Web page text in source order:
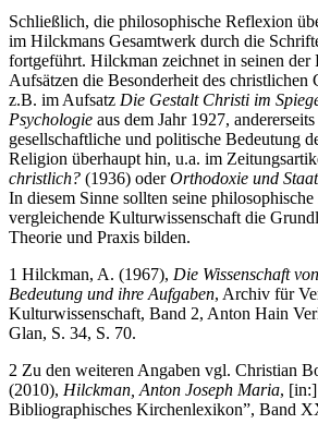
Schließlich, die philosophische Reflexion
im Hilckmans Gesamtwerk durch die
fortgeführt. Hilckman zeichnet in seinen der
Aufsätzen die Besonderheit des christlichen
z.B. im Aufsatz Die Gestalt Christi im
Psychologie aus dem Jahr 1927,
gesellschaftliche und politische Bedeutung
Religion überhaupt hin, u.a. im
christlich? (1936) oderOrthodoxie und
In diesem Sinne sollten seine
vergleichende Kulturwissenschaft die
Theorie und Praxis bilden.
1 Hilckman, A. (1967), Die Wissenschaft
Bedeutung und ihre Aufgaben, Archiv für
Kulturwissenschaft, Band 2, Anton Hain
Glan, S. 34, S. 70.
2 Zu den weiteren Angaben vgl. Christian
(2010), Hilckman, Anton Joseph Maria,
Bibliographisches Kirchenlexikon”, Band